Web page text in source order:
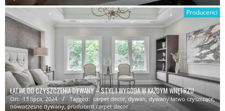
Producenci
ŁATWE DO CZYSZCZENIA DYWANY – STYL I WYGODA W KAŻDYM WNĘTRZU
On: 13 lipca, 2024 Tagged: carpet decor, dywan, dywany łatwo czyszczące,
nowoczesne dywany,producent carpet decor